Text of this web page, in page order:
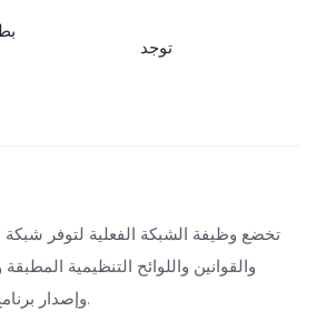
توجد
والقوانين واللوائح التنظيمية
وإصدار برنامج الهاتف المحمول.